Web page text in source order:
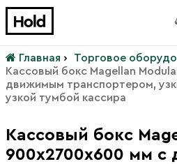
Главная › Торговое
Кассовый бокс Magellan
движимым транспортером,
узкой тумбой кассира
Кассовый бокс
900х2700х600 мм